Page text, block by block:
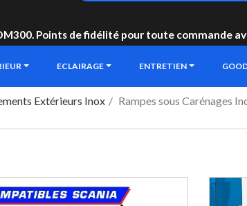
Points de fidélité pour toute commande
ECLAIRAGE ENTRETIEN
Extérieurs Inox Rampes sous Carénages